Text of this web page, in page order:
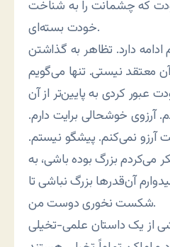
که چشمانت را به شناخت
خودت بسته‌ای.
ادامه دارد. تظاهر به گذاشتن
معتقد نیستی. تنها می‌گویم
عبور کردی به پایین‌تر از آن
آرزوی خوشحالی برایت دارم.
آرزو نمی‌کنم. پیشگو نیستم.
می‌کردم بزرگ بوده باشی، به
آن‌قدرها بزرگ نباشی تا
شکست نخوری دوست من.
از یک داستان علمی-تخیلی